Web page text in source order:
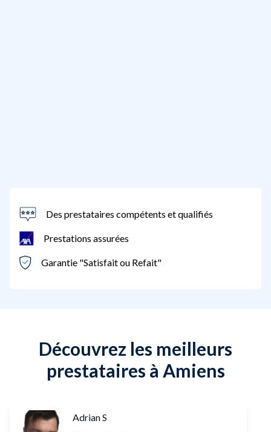
Des prestataires compétents et qualifiés
Prestations assurées
Garantie "Satisfait ou Refait"
Découvrez les meilleurs
prestataires à Amiens
Adrian S